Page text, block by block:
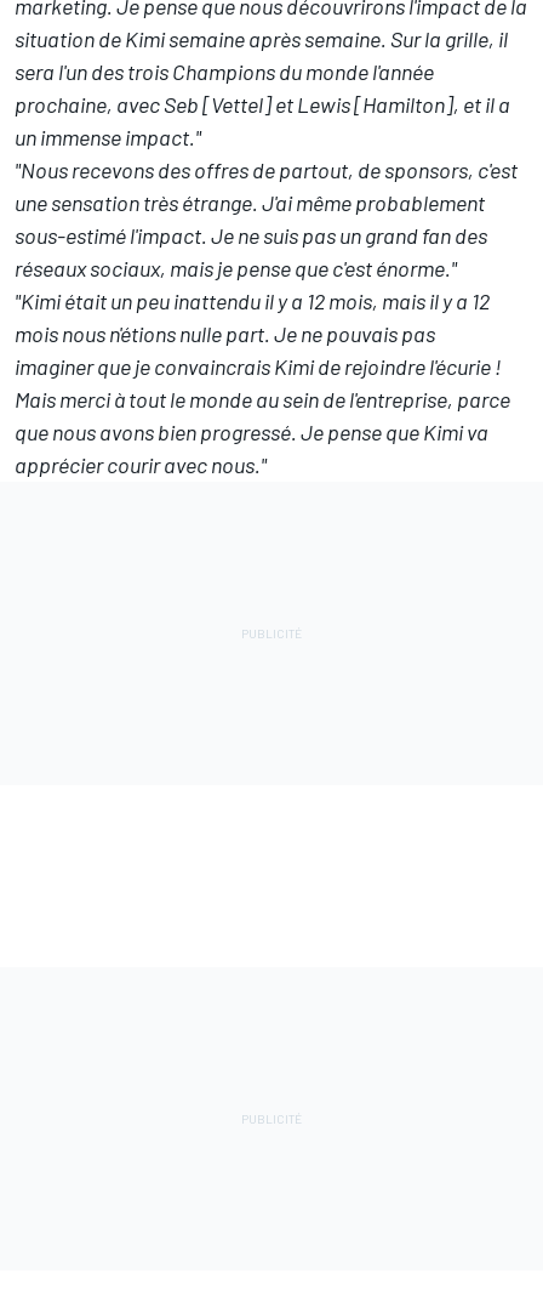
marketing. Je pense que nous découvrirons l'impact de la
situation de Kimi semaine après semaine. Sur la grille, il
sera l'un des trois Champions du monde l'année
prochaine, avec Seb [Vettel] et Lewis [Hamilton], et il a
un immense impact."
"Nous recevons des offres de partout, de sponsors, c'est
une sensation très étrange. J'ai même probablement
sous-estimé l'impact. Je ne suis pas un grand fan des
réseaux sociaux, mais je pense que c'est énorme."
"Kimi était un peu inattendu il y a 12 mois, mais il y a 12
mois nous n'étions nulle part. Je ne pouvais pas
imaginer que je convaincrais Kimi de rejoindre l'écurie !
Mais merci à tout le monde au sein de l'entreprise, parce
que nous avons bien progressé. Je pense que Kimi va
apprécier courir avec nous."